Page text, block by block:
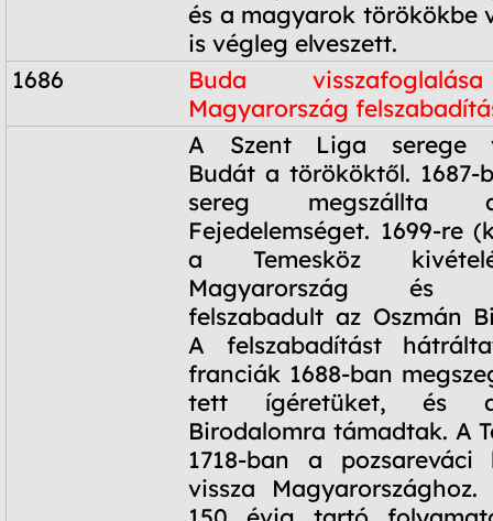
és a magyarok törökökbe
is végleg elveszett.
1686
Buda
Magyarország
A Szent Liga serege
Budát a törököktől. 1687-
sereg megszállta
Fejedelemséget. 1699-re
a Temesköz
Magyarország és
felszabadult az Oszmán
A felszabadítást
franciák 1688-ban
tett ígéretüket, és a
Birodalomra támadtak. A
1718-ban a pozsareváci
vissza